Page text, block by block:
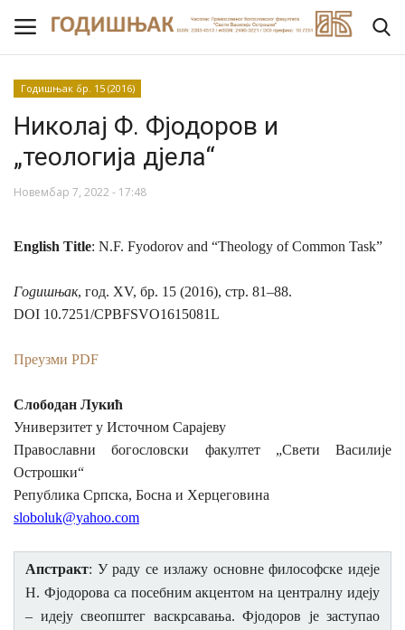
Насловна
ВИЈЕСТИ
ЗА АУТОРЕ
РЕЦЕНЗИЈЕ
Архив
КОНТАКТ
Језик
English Српски
Годишњак бр. 15 (2016)
Николај Ф. Фјодоров и
„теологија дјела“
Новембар 7, 2022 - 17:48
English Title: N.F. Fyodorov and “Theology of Common Task”
Годишњак, год. ХV, бр. 15 (2016), стр. 81–88.
DOI 10.7251/CPBFSVO1615081L
Преузми PDF
Слободан Лукић
Универзитет у Источном Сарајеву
Православни богословски факултет „Свети Василије
Острошки“
Република Српска, Босна и Херцеговина
sloboluk@yahoo.com
Апстракт: У раду се излажу основне философске идеје
Н. Фјодорова са посебним акцентом на централну идеју
– идеју свеопштег васкрсавања. Фјодоров је заступао